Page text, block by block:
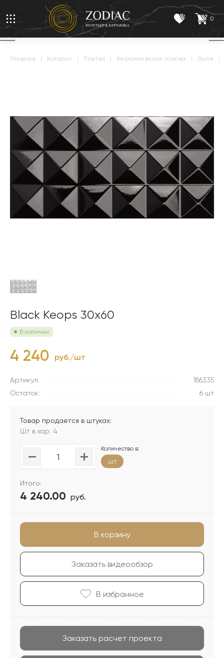
0
главная | каталог | плитка | керамическая плитка | dune |
Black Keops 30x60
В наличии
4 240 руб./шт
Артикул:
186335
Остаток:
6 шт
Товар продается в штуках:
Шт в кор: 4
Количество в:
шт
Итого:
4 240.00 руб.
В корзину
Заказать видеообзор
В избранноe
Заказать расчет проекта